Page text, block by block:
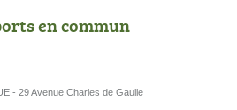
en commun
- 29 Avenue Charles de Gaulle